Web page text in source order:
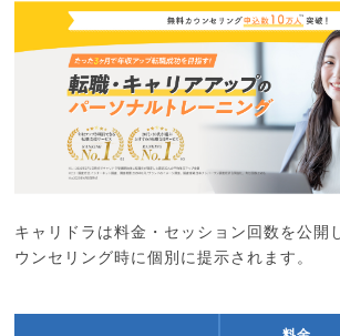
キャリドラは料金・セッション回数を公開
ウンセリング時に個別に提示されます。